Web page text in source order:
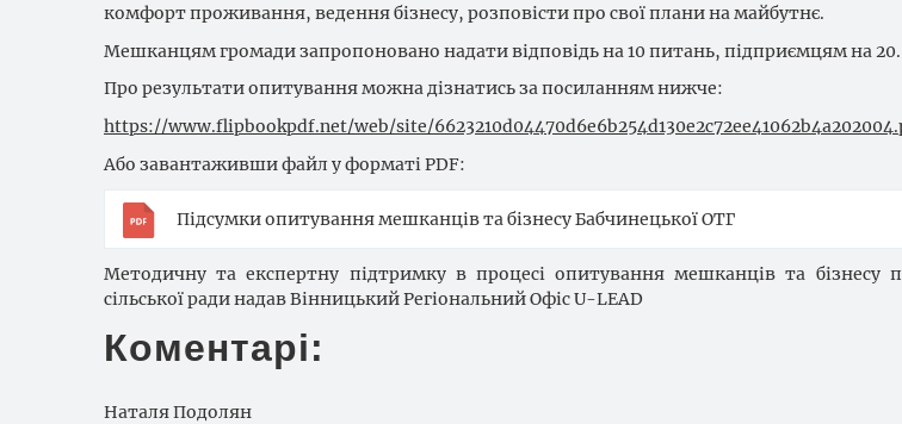
комфорт проживання, ведення бізнесу, розповісти про свої плани на майбутнє.
Мешканцям громади запропоновано надати відповідь на 10 питань, підприємцям на 20.
Про результати опитування можна дізнатись за посиланням нижче:
https://www.flipbookpdf.net/web/site/
Або завантаживши файл у форматі PDF:
Підсумки опитування мешканців та бізнесу Бабчинецької ОТГ
Методичну та експертну підтримку в процесі опитування мешканців та бізнесу
сільської ради надав Вінницький Регіональний ОфісU-LEAD
Коментарі:
Наталя Подолян